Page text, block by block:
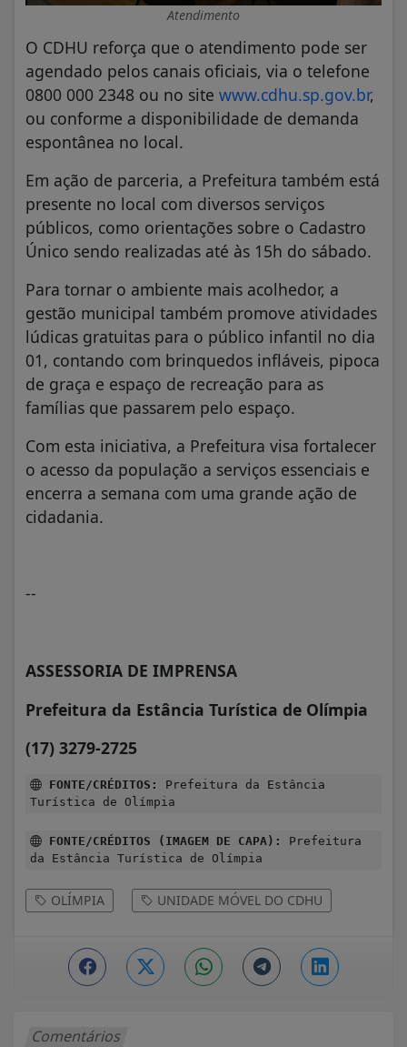
Atendimento
O CDHU reforça que o atendimento pode ser
agendado pelos canais oficiais, via o telefone
0800 000 2348 ou no site www.cdhu.sp.gov.br,
ou conforme a disponibilidade de demanda
espontânea no local.
Em ação de parceria, a Prefeitura também está
presente no local com diversos serviços
públicos, como orientações sobre o Cadastro
Único sendo realizadas até às 15h do sábado.
Para tornar o ambiente mais acolhedor, a
gestão municipal também promove atividades
lúdicas gratuitas para o público infantil no dia
01, contando com brinquedos infláveis, pipoca
de graça e espaço de recreação para as
famílias que passarem pelo espaço.
Com esta iniciativa, a Prefeitura visa fortalecer
o acesso da população a serviços essenciais e
encerra a semana com uma grande ação de
cidadania.
--
ASSESSORIA DE IMPRENSA
Prefeitura da Estância Turística de Olímpia
(17) 3279-2725
FONTE/CRÉDITOS:
Prefeitura da Estância
Turística de Olímpia
FONTE/CRÉDITOS (IMAGEM DE CAPA):
Prefeitura
da Estância Turística de Olímpia
OLÍMPIA UNIDADE MÓVEL DO CDHU
Comentários